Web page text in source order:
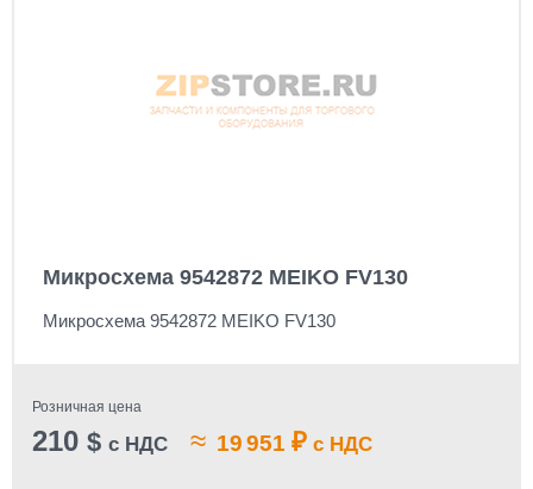
Микросхема 9542872 MEIKO FV130
Микросхема 9542872 MEIKO FV130
Розничная цена
210 $ с НДС ≈ 19 951 ₽ с НДС